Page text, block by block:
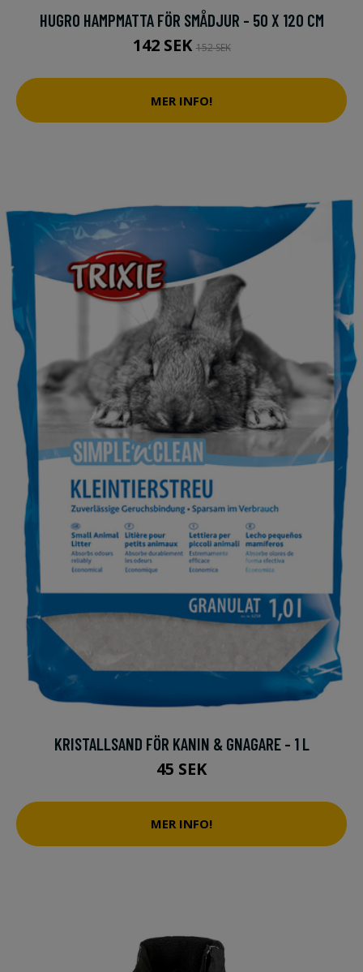
HUGRO HAMPMATTA FÖR SMÅDJUR - 50 X 120 CM
142 SEK152 SEK
MER INFO!
KRISTALLSAND FÖR KANIN & GNAGARE - 1 L
45 SEK
MER INFO!